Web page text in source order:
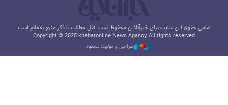
تمامی حقوق این سایت برای خبرآنلاین محفوظ است. نقل مطالب با ذکر منبع بلامانع است.
Copyright © 2025 khabaronline News Agancy, All rights reserved
طراحی و تولید: نستوه